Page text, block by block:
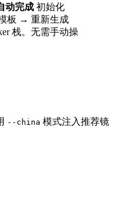
动完成 初始化
板 → 重新生成
栈。无需手动操
--china 模式注入推荐镜